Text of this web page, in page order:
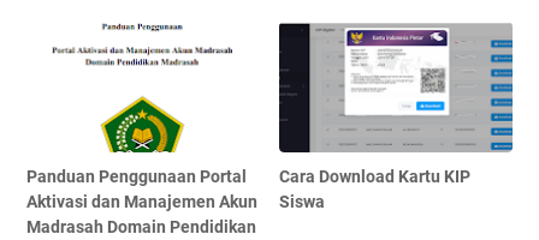
Panduan Penggunaan Portal
Aktivasi dan Manajemen Akun
Madrasah Domain Pendidikan
Cara Download Kartu KIP
Siswa